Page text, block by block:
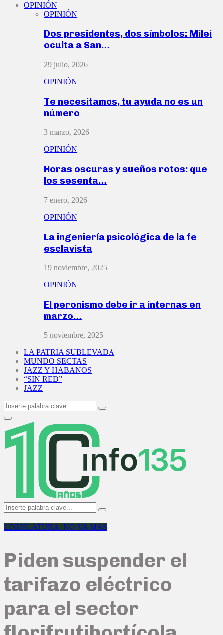
OPINIÓN
OPINIÓN
Dos presidentes, dos símbolos: Milei
oculta a San…
29 julio, 2026
OPINIÓN
Te necesitamos, tu ayuda no es un
número
3 marzo, 2026
OPINIÓN
Horas oscuras y sueños rotos: que
los sesenta…
7 enero, 2026
OPINIÓN
La ingeniería psicológica de la fe
esclavista
19 noviembre, 2025
OPINIÓN
El peronismo debe ir a internas en
marzo…
5 noviembre, 2025
LA PATRIA SUBLEVADA
MUNDO SECTAS
JAZZ Y HABANOS
“SIN RED”
JAZZ
Search
for:
Search
Primary
Menu
Search
for:
Search
LEGISLATURA_NO VA MAS
Piden suspender el
tarifazo eléctrico
para el sector